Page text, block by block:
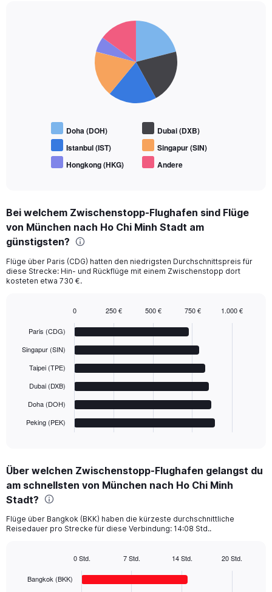
Doha (DOH)
Dubai (DXB)
Istanbul (IST)
Singapur (SIN)
Hongkong (HKG)
Andere
Bei welchem Zwischenstopp-Flughafen sind Flüge
von München nach Ho Chi Minh Stadt am
günstigsten?
Flüge über Paris (CDG) hatten den niedrigsten Durchschnittspreis für
diese Strecke: Hin- und Rückflüge mit einem Zwischenstopp dort
kosteten etwa 730 €.
chart
The
has
Range:
6
categories.
chart
has
displaying
graphic.Paris (CDG)
Singapur (SIN)
Taipei (TPE)
Dubai (DXB)
Doha (DOH)
Peking (PEK)
0 1.000 €
250 € 500 € 750 €
End
Über welchen Zwischenstopp-Flughafen gelangst du
am schnellsten von München nach Ho Chi Minh
Stadt?
Flüge über Bangkok (BKK) haben die kürzeste durchschnittliche
Reisedauer pro Strecke für diese Verbindung: 14:08 Std..
chart
graphic.
Bangkok (BKK)
0 Std. 7 Std. 14 Std. 20 Std.